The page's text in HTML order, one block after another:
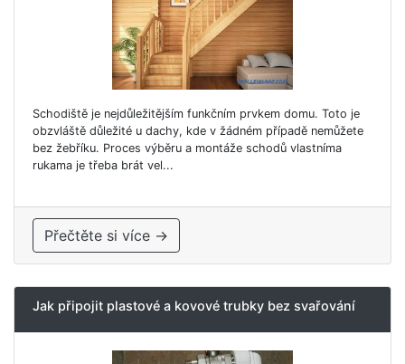
Schodiště je nejdůležitějším funkčním prvkem domu. Toto je
obzvláště důležité u dachy, kde v žádném případě nemůžete
bez žebříku. Proces výběru a montáže schodů vlastníma
rukama je třeba brát vel...
Přečtěte si více →
Jak připojit plastové a kovové trubky bez svařování